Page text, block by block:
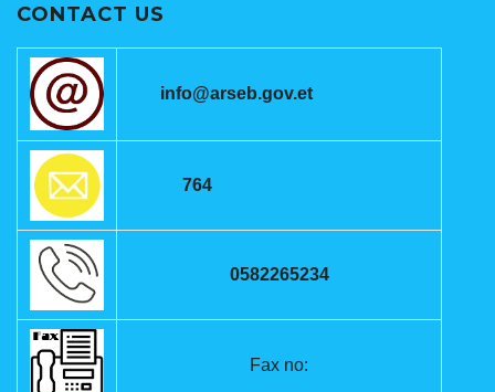
CONTACT US
info@arseb.gov.et
764
0582265234
Fax no: